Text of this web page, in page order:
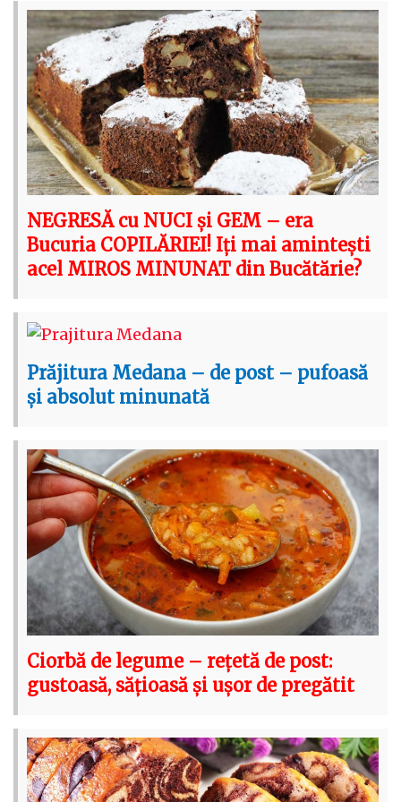
NEGRESĂ cu NUCI și GEM – era
Bucuria COPILĂRIEI! Iți mai amintești
acel MIROS MINUNAT din Bucătărie?
Prăjitura Medana – de post – pufoasă
și absolut minunată
Ciorbă de legume – rețetă de post:
gustoasă, sățioasă și ușor de pregătit